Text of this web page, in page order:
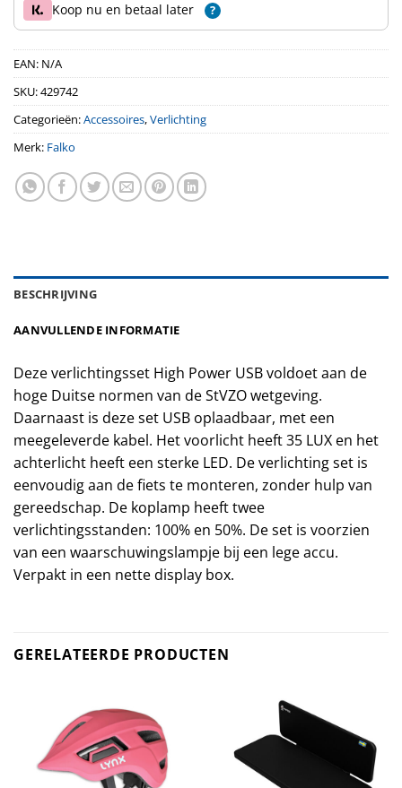
Koop nu en betaal later ?
EAN: N/A
SKU:429742
Categorieën:Accessoires,Verlichting
Merk: Falko
BESCHRIJVING
AANVULLENDE INFORMATIE
Deze verlichtingsset High Power USB voldoet aan de
hoge Duitse normen van de StVZO wetgeving.
Daarnaast is deze set USB oplaadbaar, met een
meegeleverde kabel. Het voorlicht heeft 35 LUX en het
achterlicht heeft een sterke LED. De verlichting set is
eenvoudig aan de fiets te monteren, zonder hulp van
gereedschap. De koplamp heeft twee
verlichtingsstanden: 100% en 50%. De set is voorzien
van een waarschuwingslampje bij een lege accu.
Verpakt in een nette display box.
GERELATEERDE PRODUCTEN